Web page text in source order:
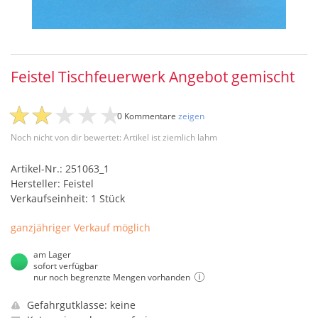
Feistel Tischfeuerwerk Angebot gemischt
Noch nicht von dir bewertet: Artikel ist ziemlich lahm
0 Kommentare zeigen
Artikel-Nr.: 251063_1
Hersteller: Feistel
Verkaufseinheit: 1 Stück
ganzjähriger Verkauf möglich
am Lager
sofort verfügbar
nur noch begrenzte Mengen vorhanden
Gefahrgutklasse: keine